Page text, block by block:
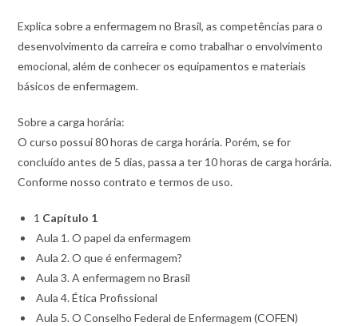
Explica sobre a enfermagem no Brasil, as competências para o
desenvolvimento da carreira e como trabalhar o envolvimento
emocional, além de conhecer os equipamentos e materiais
básicos de enfermagem.
Sobre a carga horária:
O curso possui 80 horas de carga horária. Porém, se for
concluído antes de 5 dias, passa a ter 10 horas de carga horária.
Conforme nosso contrato e termos de uso.
1 Capítulo 1
Aula 1. O papel da enfermagem
Aula 2. O que é enfermagem?
Aula 3. A enfermagem no Brasil
Aula 4. Ética Profissional
Aula 5. O Conselho Federal de Enfermagem (COFEN)